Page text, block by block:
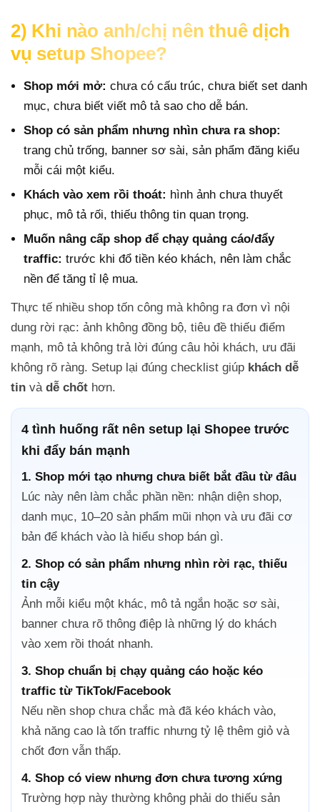
2) Khi nào anh/chị nên thuê dịch
vụ setup Shopee?
Shop mới mở: chưa có cấu trúc, chưa biết set danh
mục, chưa biết viết mô tả sao cho dễ bán.
Shop có sản phẩm nhưng nhìn chưa ra shop:
trang chủ trống, banner sơ sài, sản phẩm đăng kiểu
mỗi cái một kiểu.
Khách vào xem rồi thoát: hình ảnh chưa thuyết
phục, mô tả rối, thiếu thông tin quan trọng.
Muốn nâng cấp shop để chạy quảng cáo/đẩy
traffic: trước khi đổ tiền kéo khách, nên làm chắc
nền để tăng tỉ lệ mua.
Thực tế nhiều shop tốn công mà không ra đơn vì nội
dung rời rạc: ảnh không đồng bộ, tiêu đề thiếu điểm
mạnh, mô tả không trả lời đúng câu hỏi khách, ưu đãi
không rõ ràng. Setup lại đúng checklist giúp khách dễ
tin và dễ chốt hơn.
4 tình huống rất nên setup lại Shopee trước
khi đẩy bán mạnh
1. Shop mới tạo nhưng chưa biết bắt đầu từ đâu
Lúc này nên làm chắc phần nền: nhận diện shop,
danh mục, 10–20 sản phẩm mũi nhọn và ưu đãi cơ
bản để khách vào là hiểu shop bán gì.
2. Shop có sản phẩm nhưng nhìn rời rạc, thiếu
tin cậy
Ảnh mỗi kiểu một khác, mô tả ngắn hoặc sơ sài,
banner chưa rõ thông điệp là những lý do khách
vào xem rồi thoát nhanh.
3. Shop chuẩn bị chạy quảng cáo hoặc kéo
traffic từ TikTok/Facebook
Nếu nền shop chưa chắc mà đã kéo khách vào,
khả năng cao là tốn traffic nhưng tỷ lệ thêm giỏ và
chốt đơn vẫn thấp.
4. Shop có view nhưng đơn chưa tương xứng
Trường hợp này thường không phải do thiếu sản